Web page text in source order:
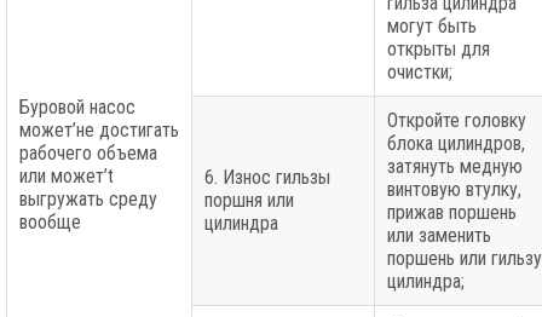
Буровой насос
может’не достигать
рабочего объема
или может’t
выгружать среду
вообще
могут быть
открыты для
очистки;
6. Износ гильзы
поршня или
цилиндра
Откройте головку
блока цилиндров,
затянуть медную
винтовую втулку,
прижав поршень
или заменить
поршень или гильзу
цилиндра;